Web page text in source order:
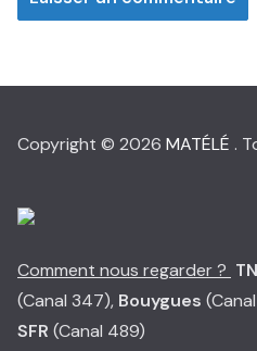
Copyright © 2026 MATÉLÉ .
Comment nous regarder ?
(Canal 347), Bouygues
SFR (Canal 489)